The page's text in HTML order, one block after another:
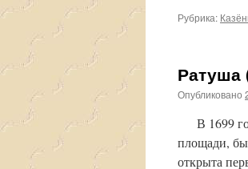
Рубрика:
Ратуша
Опубликовано
В 1699
площади,
открыта